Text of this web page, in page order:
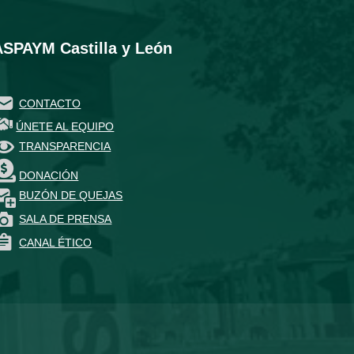
Castilla y León
CONTACTO
ÚNETE AL EQUIPO
TRANSPARENCIA
DONACIÓN
BUZÓN DE QUEJAS
SALA DE PRENSA
CANAL ÉTICO